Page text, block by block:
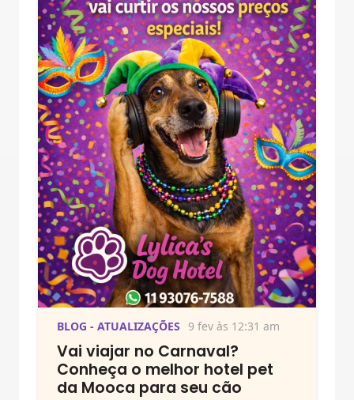
BLOG - ATUALIZAÇÕES 9 fev às 12:31 am
Vai viajar no Carnaval?
Conheça o melhor hotel pet
da Mooca para seu cão